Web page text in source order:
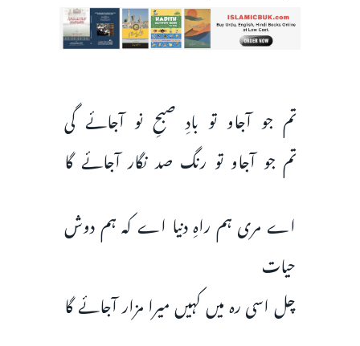
تم جو آجاو تو بادِ صبحِ نو آجائے گی
تم جو آجاو تو رنگ صد نگار آجائے گا
اے مری ہم راہِ دنیا اے کہ ہم دوش
حیات
چل اسی رہ میں کہیں میرا مزار آجائے گا